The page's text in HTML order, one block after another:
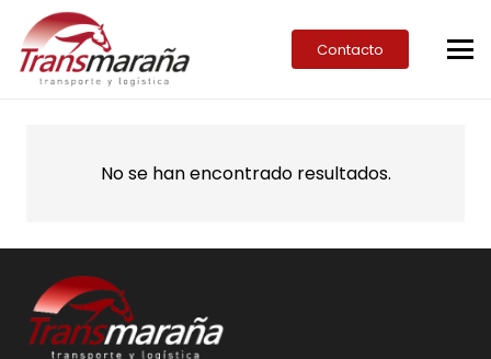
Contacto
No se han encontrado resultados.